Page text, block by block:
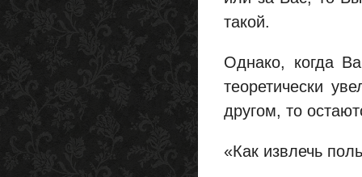
такой.
Однако, когда
теоретически
другом, то
«Как извлечь